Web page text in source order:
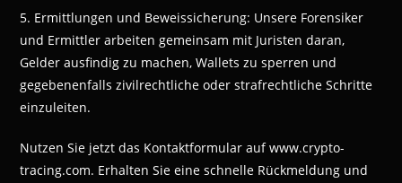
5. Ermittlungen und Beweissicherung: Unsere Forensiker
und Ermittler arbeiten gemeinsam mit Juristen daran,
Gelder ausfindig zu machen, Wallets zu sperren und
gegebenenfalls zivilrechtliche oder strafrechtliche Schritte
einzuleiten.
Nutzen Sie jetzt das Kontaktformular auf www.crypto-
tracing.com. Erhalten Sie eine schnelle Rückmeldung und